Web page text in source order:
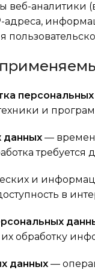
веб-
и
данных —
и
в
обработку
данных —